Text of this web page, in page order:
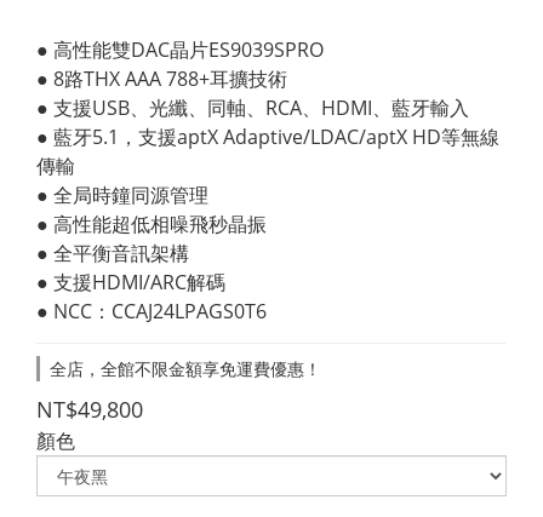
● 高性能雙DAC晶片ES9039SPRO
● 8路THX AAA 788+耳擴技術
● 支援USB、光纖、同軸、RCA、HDMI、藍牙輸入
● 藍牙5.1，支援aptX Adaptive/LDAC/aptX HD等無線
傳輸
● 全局時鐘同源管理
● 高性能超低相噪飛秒晶振
● 全平衡音訊架構
● 支援HDMI/ARC解碼
● NCC：CCAJ24LPAGS0T6
全店，全館不限金額享免運費優惠！
NT$49,800
顏色